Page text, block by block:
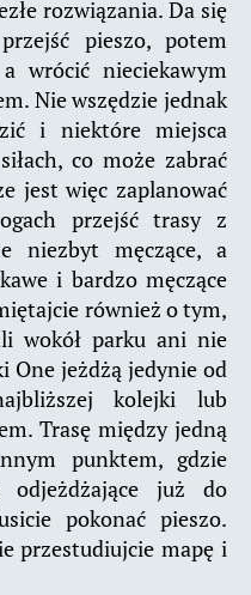
rozwiązania. Da się
pieszo, potem
wrócić nieciekawym
Nie wszędzie jednak
i niektóre miejsca
co może zabrać
jest więc zaplanować
przejść trasy z
niezbyt męczące, a
i bardzo męczące
również o tym,
wokół parku ani nie
One jeżdżą jedynie od
kolejki lub
Trasę między jedną
punktem, gdzie
odjeżdżające już do
pokonać pieszo.
przestudiujcie mapę i